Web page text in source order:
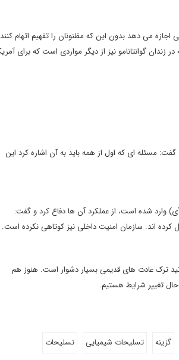
اجازه می دهد بدون این که مظنونان را تفهیم اتهام
گوانتانامو نیز از دیگر مواردی است که برای
خود در خصوص انفجارهای 15 آوریل در شهر بوستون گفت: مسئله ای که اول از همه باید به آن اشاره کرد این
وارد شده است، از عملکرد آن ها دفاع کرد و گفت:
اند. سازمان امنیت داخلی نیز کوتاهی نکرده است.
ترک عادت های قدیمی بسیار دشوار است. هنوز هم
حال تغییر شرایط هستیم.
گزینه تسلیحات شیمیایی
تسلیحات